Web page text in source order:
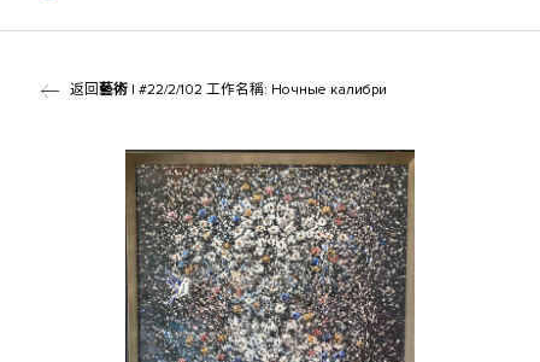
返回藝術| #22/2/102 工作名稱: Ночные калибри